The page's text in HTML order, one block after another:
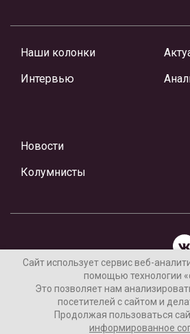
Наши колонки
Интервью
Новости
Колумнисты
Материалы предоставлены
Нашли ошибку? Выделите
Сайт использует сервис веб-
помощью технологии
Это позволяет нам
посетителей с сайтом и
Продолжая пользоваться
информированное